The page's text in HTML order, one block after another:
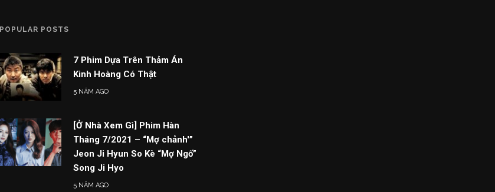
POPULAR POSTS
7 Phim Dựa Trên Thảm Án
Kinh Hoàng Có Thật
5 NĂM AGO
[Ở Nhà Xem Gì] Phim Hàn
Tháng 7/2021 – “Mợ chảnh'”
Jeon Ji Hyun So Kè “Mợ Ngố”
Song Ji Hyo
5 NĂM AGO